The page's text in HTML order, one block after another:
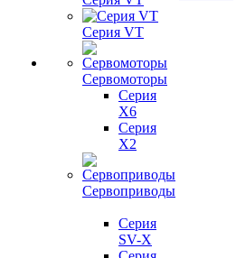
Серия VT
Сервомоторы
Серия
X6
Серия
X2
Сервоприводы
Серия
SV-X